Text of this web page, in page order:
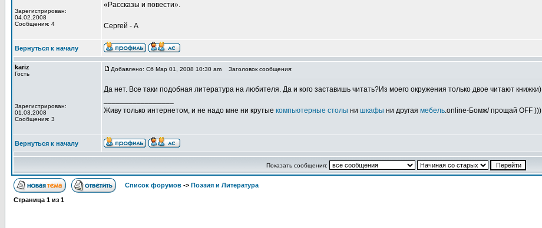
Зарегистрирован:
04.02.2008
Сообщения: 4
«Рассказы и повести».
Сергей - А
Вернуться к началу
kariz
Гость
Зарегистрирован:
01.03.2008
Сообщения: 3
Добавлено: Сб Мар 01, 2008 10:30 am Заголовок сообщения:
Да нет. Все таки подобная литература на любителя. Да и кого заставишь читать?Из моего окружения только двое читают книжки)
Живу только интернетом, и не надо мне ни крутые компьютерные столы ни шкафы ни другая мебель.online-Бомж/ прощай OFF )))
Вернуться к началу
Показать сообщения:
Список форумов -> Поэзия и Литература
Страница 1 из 1